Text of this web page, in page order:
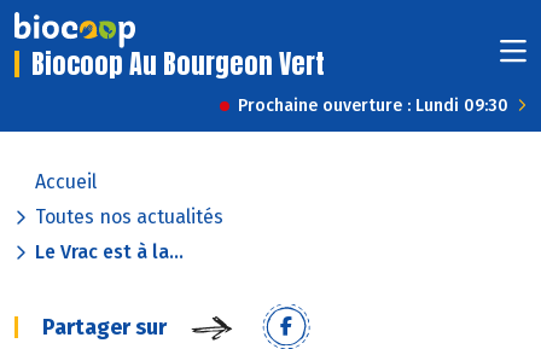
Biocoop Au Bourgeon Vert
Prochaine ouverture : Lundi 09:30
Accueil
Toutes nos actualités
Le Vrac est à la...
Partager sur